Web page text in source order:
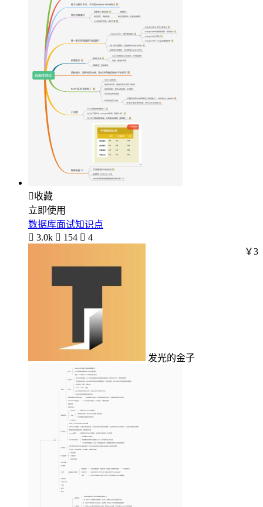
收藏
立即使用
数据库面试知识点
 3.0k  154  4
发光的金子
￥3